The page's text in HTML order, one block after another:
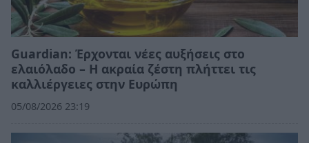
Guardian: Έρχονται νέες αυξήσεις στο
ελαιόλαδο – Η ακραία ζέστη πλήττει τις
καλλιέργειες στην Ευρώπη
05/08/2026 23:19